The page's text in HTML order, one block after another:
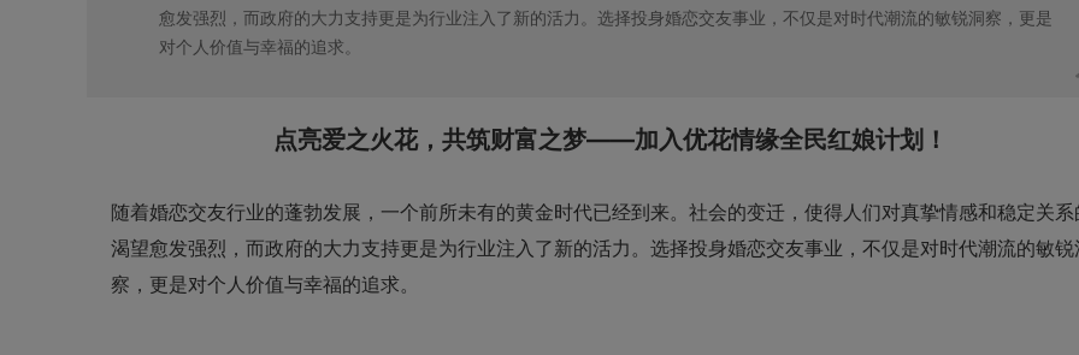
愈发强烈，而政府的大力支持更是为行业注入了新的活力。选择投身婚恋交友事业，不仅是对时代潮流的敏锐洞察，更是
对个人价值与幸福的追求。
点亮爱之火花，共筑财富之梦——加入优花情缘全民红娘计划！
随着婚恋交友行业的蓬勃发展，一个前所未有的黄金时代已经到来。社会的变迁，使得人们对真挚情感和稳定关系
渴望愈发强烈，而政府的大力支持更是为行业注入了新的活力。选择投身婚恋交友事业，不仅是对时代潮流的敏锐
察，更是对个人价值与幸福的追求。